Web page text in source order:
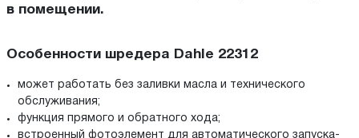
в помещении.
Особенности шредера Dahle 22312
может работать без заливки масла и технического
обслуживания;
функция прямого и обратного хода;
встроенный фотоэлемент для автоматического запуска-